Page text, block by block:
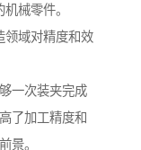
械零件。
域对精度和效
一次装夹完成
了加工精度和
景。